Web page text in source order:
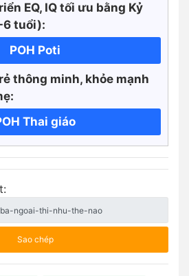
EQ, IQ tối ưu bằng Kỷ
tuổi):
POH Poti
thông minh, khỏe mạnh
Thai giáo
Sao chép